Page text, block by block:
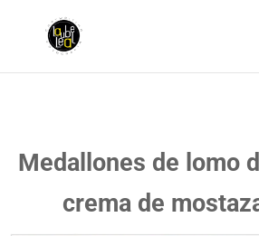
Medallones de lomo
crema de